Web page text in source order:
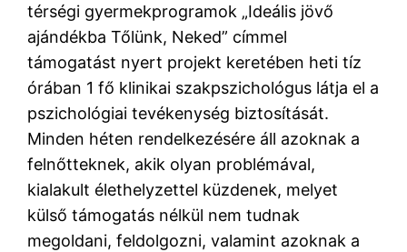
térségi gyermekprogramok „Ideális jövő
ajándékba Tőlünk, Neked” címmel
támogatást nyert projekt keretében heti tíz
órában 1 fő klinikai szakpszichológus látja el a
pszichológiai tevékenység biztosítását.
Minden héten rendelkezésére áll azoknak a
felnőtteknek, akik olyan problémával,
kialakult élethelyzettel küzdenek, melyet
külső támogatás nélkül nem tudnak
megoldani, feldolgozni, valamint azoknak a